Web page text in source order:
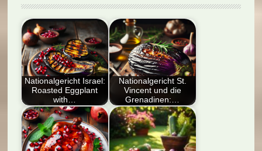
Nationalgericht Israel:
Roasted Eggplant
with…
Entdecken Sie das
Nationalgericht Israel:
Roasted Eggplant with
Nationalgericht St.
Vincent und die
Grenadinen:…
Entdecke das
Nationalgericht St.
Vincent und die